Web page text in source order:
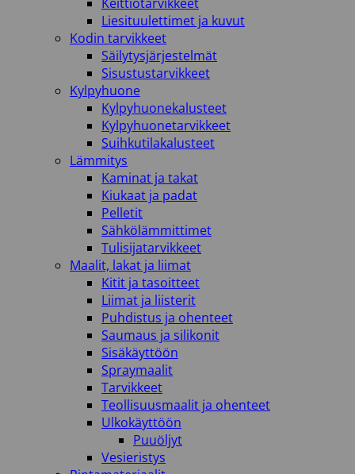
Liesituulettimet ja kuvut
Kodin tarvikkeet
Säilytysjärjestelmät
Sisustustarvikkeet
Kylpyhuone
Kylpyhuonekalusteet
Kylpyhuonetarvikkeet
Suihkutilakalusteet
Lämmitys
Kaminat ja takat
Kiukaat ja padat
Pelletit
Sähkölämmittimet
Tulisijatarvikkeet
Maalit, lakat ja liimat
Kitit ja tasoitteet
Liimat ja liisterit
Puhdistus ja ohenteet
Saumaus ja silikonit
Sisäkäyttöön
Spraymaalit
Tarvikkeet
Teollisuusmaalit ja ohenteet
Ulkokäyttöön
Puuöljyt
Vesieristys